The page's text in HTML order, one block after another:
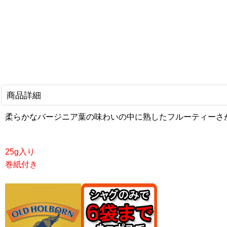
商品詳細
柔らかなバージニア葉の味わいの中に熟したフルーティーさ
25g入り
巻紙付き